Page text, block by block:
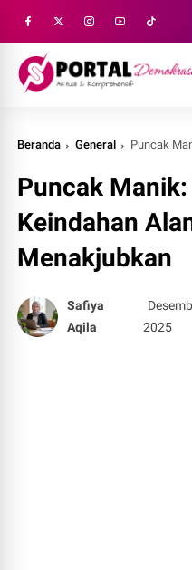
Beranda General Puncak
Puncak Manik:
Keindahan
Menakjubkan
Safiya
Aqila
2025